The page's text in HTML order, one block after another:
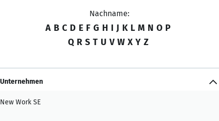
Nachname:
A B C D E F G H I J K L M N O P
Q R S T U V W X Y Z
Unternehmen
New Work SE